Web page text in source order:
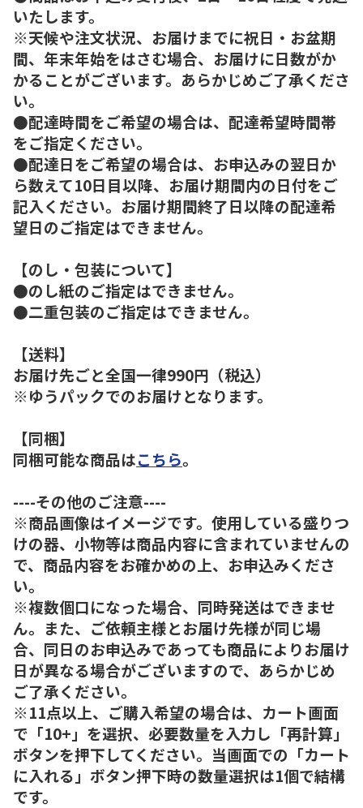
いたします。
※天候や注文状況、お届けまでに祝日・お盆期
間、年末年始をはさむ場合、お届けに日数がか
かることがございます。あらかじめご了承くださ
い。
●配達時間をご希望の場合は、配達希望時間帯
をご指定ください。
●配達日をご希望の場合は、お申込みの翌日か
ら数えて10日目以降、お届け期間内の日付をご
記入ください。お届け期間終了日以降の配達希
望日のご指定はできません。
【のし・包装について】
●のし紙のご指定はできません。
●二重包装のご指定はできません。
【送料】
お届け先ごと全国一律990円（税込）
※ゆうパックでのお届けとなります。
【同梱】
同梱可能な商品はこちら。
----その他のご注意----
※商品画像はイメージです。使用している盛りつ
けの器、小物等は商品内容に含まれていませんの
で、商品内容をお確かめの上、お申込みくださ
い。
※複数個口になった場合、同時発送はできませ
ん。また、ご依頼主様とお届け先様が同じ場
合、同日のお申込みであっても商品によりお届け
日が異なる場合がございますので、あらかじめ
ご了承ください。
※11点以上、ご購入希望の場合は、カート画面
で「10+」を選択、必要数量を入力し「再計算」
ボタンを押下してください。当画面での「カート
に入れる」ボタン押下時の数量選択は1個で結構
です。